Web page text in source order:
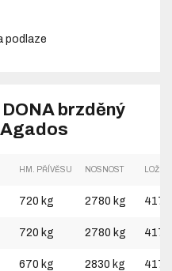
podlaze
brzděný
Agados
HM. PŘÍVĚSU NOSNOST
720 kg 2780 kg
720 kg 2780 kg
670 kg 2830 kg